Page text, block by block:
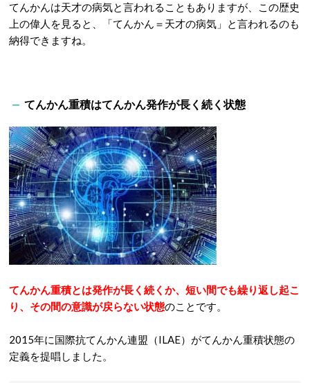
てんかんは天才の病気と言われることもありますが、この歴史
上の偉人を見ると、「てんかん＝天才の病気」と言われるのも
納得できますね。
てんかん重積はてんかん発作が長く続く状態
てんかん重積とは発作が長く続くか、短い間でも繰り返し起こ
り、その間の意識が戻らない状態のことです。
2015年に国際抗てんかん連盟（ILAE）がてんかん重積状態の
定義を提唱しました。